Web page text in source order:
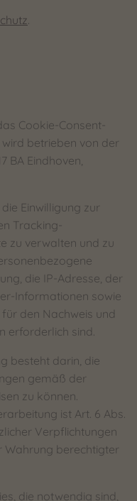
.
Cookie-Consent-
betrieben von der
BA Eindhoven,
Einwilligung zur
Tracking-
zu verwalten und zu
die IP-Adresse, der
Informationen sowie
den Nachweis und
erforderlich sind.
besteht darin, die
gemäß der
zu können.
ist Art. 6 Abs.
Verpflichtungen
Wahrung berechtigter
die notwendig sind,